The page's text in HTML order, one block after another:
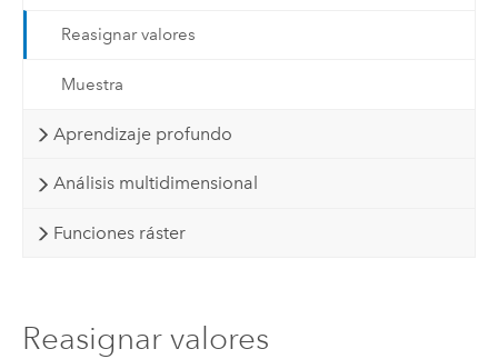
Reasignar valores
Muestra
Aprendizaje profundo
Análisis multidimensional
Funciones ráster
Reasignar valores